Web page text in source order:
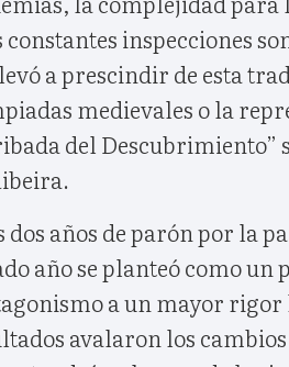
constantes inspecciones
a prescindir de esta
medievales o la
del Descubrimiento”
dos años de parón por la
año se planteó como
a un mayor rigor
avalaron los